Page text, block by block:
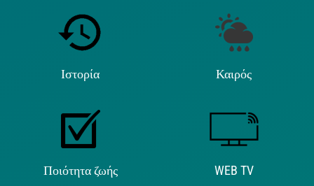
Ιστορία Καιρός
Ποιότητα ζωής WEB TV